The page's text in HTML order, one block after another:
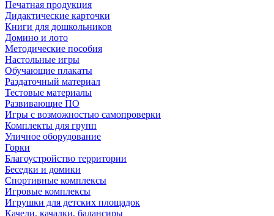
Печатная продукция
Дидактические карточки
Книги для дошкольников
Домино и лото
Методические пособия
Настольные игры
Обучающие плакаты
Раздаточный материал
Тестовые материалы
Развивающие ПО
Игры с возможностью самопроверки
Комплекты для групп
Уличное оборудование
Горки
Благоустройство территории
Беседки и домики
Спортивные комплексы
Игровые комплексы
Игрушки для детских площадок
Качели, качалки, балансиры